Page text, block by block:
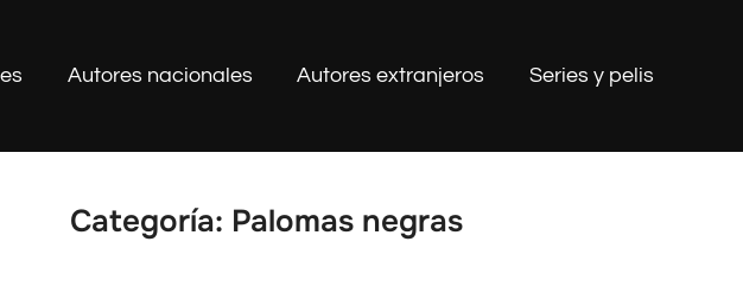
Autores nacionales Autores extranjeros Series y pelis
Categoría: Palomas negras